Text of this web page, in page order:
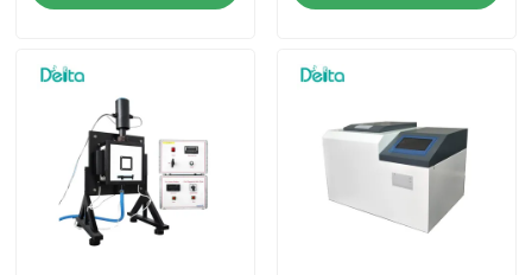
معلومات عنا
جولة في المعمل